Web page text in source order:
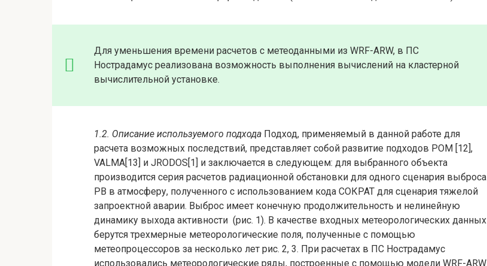
Для уменьшения времени расчетов с метеоданными из WRF-ARW, в ПС
Нострадамус реализована возможность выполнения вычислений на кластерной
вычислительной установке.
1.2. Описание используемого подхода Подход, применяемый в данной работе для
расчета возможных последствий, представляет собой развитие подходов РОМ [12],
VALMA[13] и JRODOS[1] и заключается в следующем: для выбранного объекта
производится серия расчетов радиационной обстановки для одного сценария выброса
РВ в атмосферу, полученного с использованием кода СОКРАТ для сценария тяжелой
запроектной аварии. Выброс имеет конечную продолжительность и нелинейную
динамику выхода активности (рис. 1). В качестве входных метеорологических данных
берутся трехмерные метеорологические поля, полученные с помощью
метеопроцессоров за несколько лет рис. 2, 3. При расчетах в ПС Нострадамус
использовались метеорологические ряды, построенные с помощью модели WRF-ARW